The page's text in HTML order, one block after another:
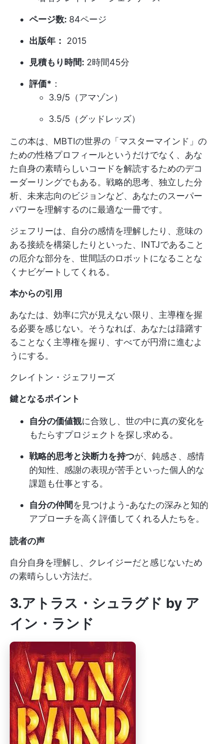
ページ数: 84ページ
出版年： 2015
見積もり時間: 2時間45分
評価* ：
3.9/5（アマゾン）
3.5/5（グッドレッズ）
この本は、MBTIの世界の「マスターマインド」の
ための性格プロフィールというだけでなく、あな
た自身の素晴らしいコードを解読するためのデコ
ーダーリングでもある。戦略的思考、独立した分
析、未来志向のビジョンなど、あなたのスーパー
パワーを理解するのに最適な一冊です。
ジェフリーは、自分の感情を理解したり、意味の
ある接続を構築したりといった、INTJであること
の厄介な部分を、世間話のロボットになることな
くナビゲートしてくれる。
本からの引用
あなたは、効率に穴が見えない限り、主導権を握
る必要を感じない。そうなれば、あなたは躊躇す
ることなく主導権を握り、すべてが円滑に進むよ
うにする。
クレイトン・ジェフリーズ
鍵となるポイント
自分の価値観に合致し、世の中に真の変化を
もたらすプロジェクトを探し求める。
戦略的思考と決断力を持つが、鈍感さ、感情
的知性、感謝の表現が苦手といった個人的な
課題も仕事とする。
自分の仲間を見つけよう-あなたの深みと知的
アプローチを高く評価してくれる人たちを。
読者の声
自分自身を理解し、クレイジーだと感じないため
の素晴らしい方法だ。
3.アトラス・シュラグド by ア
イン・ランド